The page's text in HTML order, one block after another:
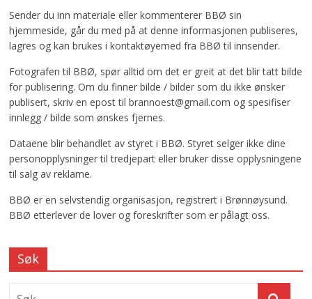
Sender du inn materiale eller kommenterer BBØ sin
hjemmeside, går du med på at denne informasjonen publiseres,
lagres og kan brukes i kontaktøyemed fra BBØ til innsender.
Fotografen til BBØ, spør alltid om det er greit at det blir tatt bilde
for publisering. Om du finner bilde / bilder som du ikke ønsker
publisert, skriv en epost til brannoest@gmail.com og spesifiser
innlegg / bilde som ønskes fjernes.
Dataene blir behandlet av styret i BBØ. Styret selger ikke dine
personopplysninger til tredjepart eller bruker disse opplysningene
til salg av reklame.
BBØ er en selvstendig organisasjon, registrert i Brønnøysund.
BBØ etterlever de lover og foreskrifter som er pålagt oss.
Søk